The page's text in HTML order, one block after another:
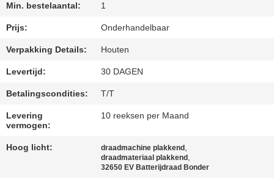
GA
NU
PRATEN.
SITEMAP
PRIVACY
POLICY
Min. bestelaantal: 1
Prijs: Onderhandelbaar
Verpakking Details: Houten
Levertijd: 30 DAGEN
Betalingscondities: T/T
Levering
vermogen:
10 reeksen per Maand
Hoog licht: draadmachine plakkend
draadmateriaal plakkend
32650 EV Batterijdraad Bonder